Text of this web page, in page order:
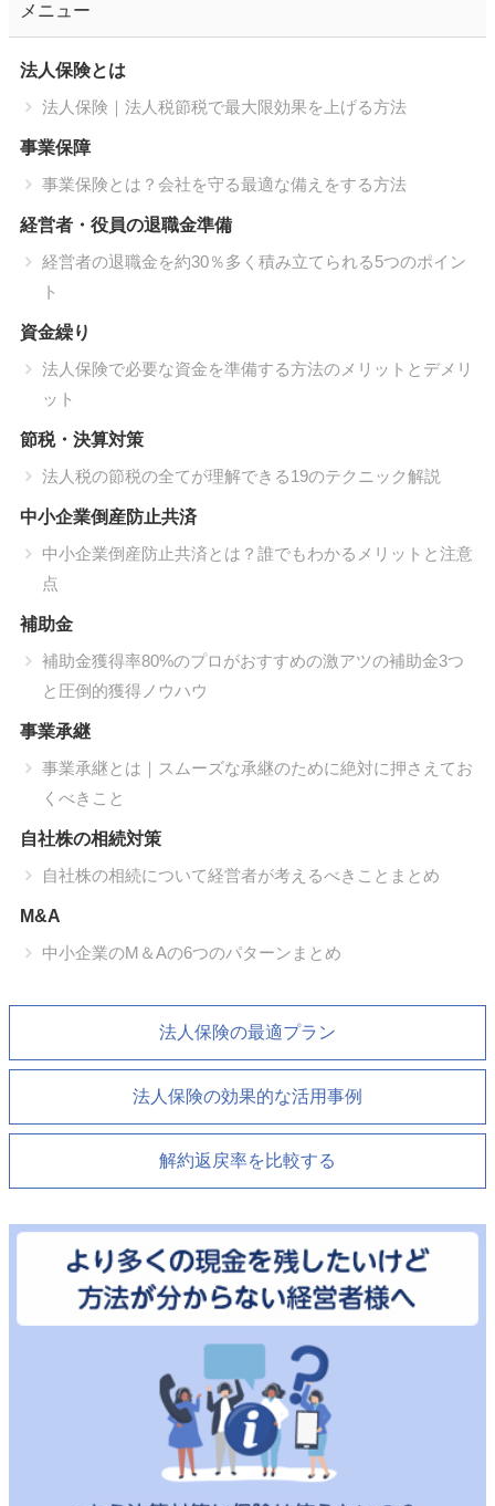
メニュー
法人保険とは
法人保険｜法人税節税で最大限効果を上げる方法
事業保障
事業保険とは？会社を守る最適な備えをする方法
経営者・役員の退職金準備
経営者の退職金を約30％多く積み立てられる5つのポイン
ト
資金繰り
法人保険で必要な資金を準備する方法のメリットとデメリ
ット
節税・決算対策
法人税の節税の全てが理解できる19のテクニック解説
中小企業倒産防止共済
中小企業倒産防止共済とは？誰でもわかるメリットと注意
点
補助金
補助金獲得率80%のプロがおすすめの激アツの補助金3つ
と圧倒的獲得ノウハウ
事業承継
事業承継とは｜スムーズな承継のために絶対に押さえてお
くべきこと
自社株の相続対策
自社株の相続について経営者が考えるべきことまとめ
M&A
中小企業のM＆Aの6つのパターンまとめ
法人保険の最適プラン
法人保険の効果的な活用事例
解約返戻率を比較する